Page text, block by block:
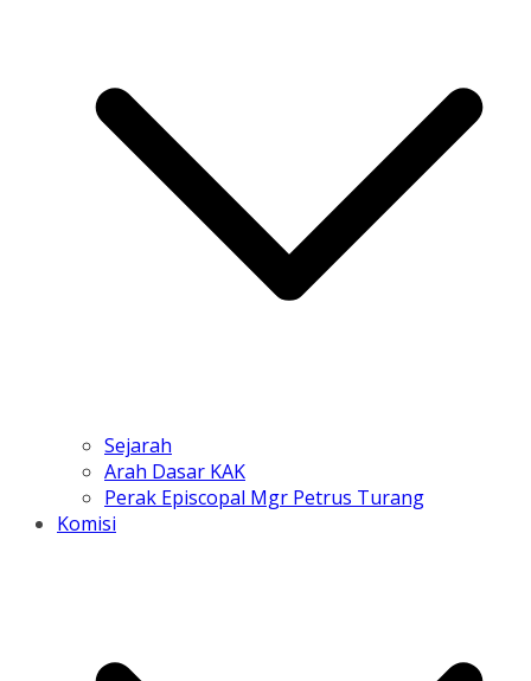
Sejarah
Arah Dasar KAK
Perak Episcopal Mgr Petrus Turang
Komisi